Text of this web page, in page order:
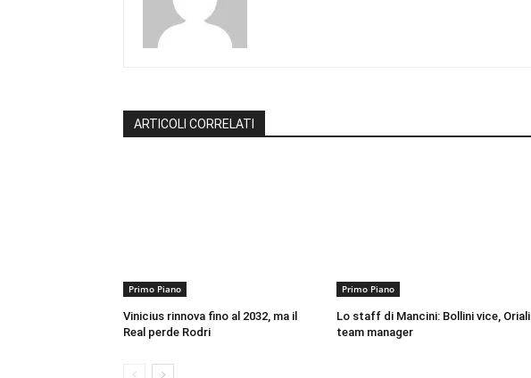
ARTICOLI CORRELATI
Primo Piano
Vinicius rinnova fino al 2032, ma il
Real perde Rodri
Primo Piano
Lo staff di Mancini: Bollini vice, Oriali
team manager